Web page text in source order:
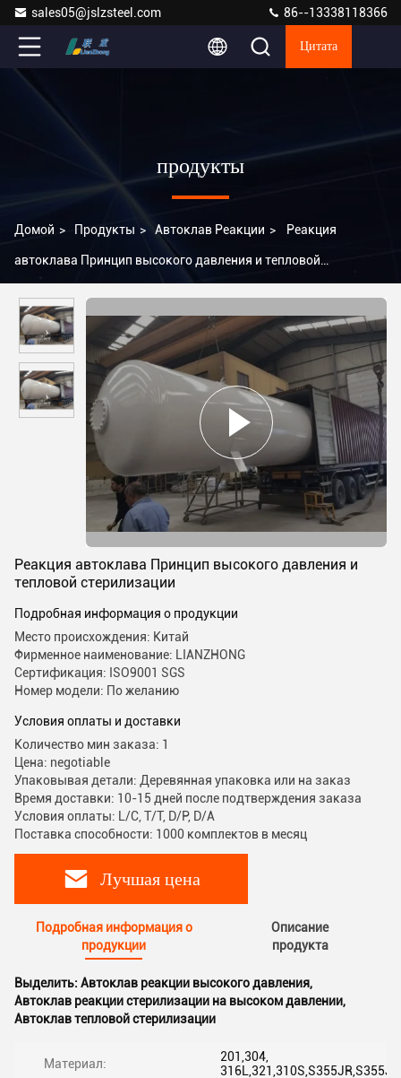
sales05@jslzsteel.com 86--13338118366
Цитата
продукты
Домой > Продукты > Автоклав Реакции > Реакция
автоклава Принцип высокого давления и тепловой
Реакция автоклава Принцип высокого давления и
тепловой стерилизации
Подробная информация о продукции
Место происхождения: Китай
Фирменное наименование: LIANZHONG
Сертификация: ISO9001 SGS
Номер модели: По желанию
Условия оплаты и доставки
Количество мин заказа: 1
Цена: negotiable
Упаковывая детали: Деревянная упаковка или на заказ
Время доставки: 10-15 дней после подтверждения заказа
Условия оплаты: L/C, T/T, D/P, D/A
Поставка способности: 1000 комплектов в месяц
Лучшая цена
Подробная информация о
продукции
Описание
продукта
Выделить: Автоклав реакции высокого давления,
Автоклав реакции стерилизации на высоком давлении,
Автоклав тепловой стерилизации
Материал:
201,304,